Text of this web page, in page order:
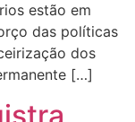
estão em
das políticas
dos
[…]